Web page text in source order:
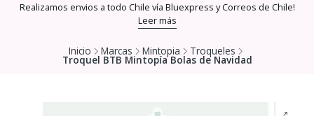
Realizamos envios a todo Chile vía Bluexpress y Correos de Chile!
Leer más
Inicio Marcas Mintopia Troqueles
Troquel BTB Mintopía Bolas de Navidad